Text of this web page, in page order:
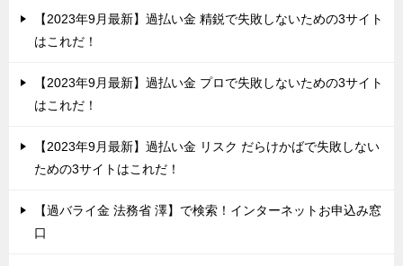
【2023年9月最新】過払い金 精鋭で失敗しないための3サイト
はこれだ！
【2023年9月最新】過払い金 プロで失敗しないための3サイト
はこれだ！
【2023年9月最新】過払い金 リスク だらけかばで失敗しない
ための3サイトはこれだ！
【過バライ金 法務省 澤】で検索！インターネットお申込み窓
口